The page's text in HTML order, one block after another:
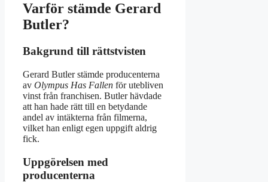
Varför stämde Gerard
Butler?
Bakgrund till rättstvisten
Gerard Butler stämde producenterna
av Olympus Has Fallen för utebliven
vinst från franchisen. Butler hävdade
att han hade rätt till en betydande
andel av intäkterna från filmerna,
vilket han enligt egen uppgift aldrig
fick.
Uppgörelsen med
producenterna